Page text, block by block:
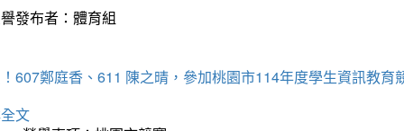
發布者：體育組
607鄭庭香、611 陳之晴，參加桃園市114年度學生資訊教育
文